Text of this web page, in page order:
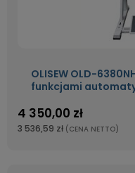
OLISEW OLD-
funkcjami
4 350,00 zł
3 536,59 zł (CENA NETTO)